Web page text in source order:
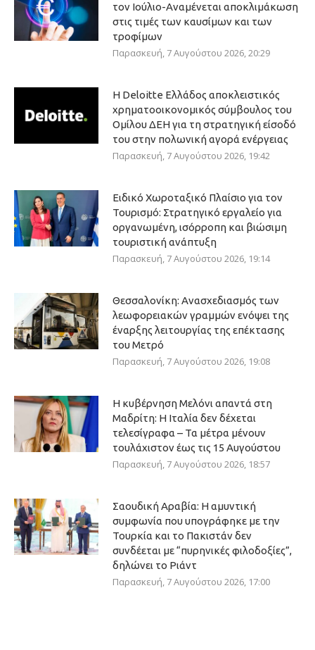
τον Ιούλιο-Αναμένεται αποκλιμάκωση
στις τιμές των καυσίμων και των
τροφίμων
Παρασκευή, 7 Αυγούστου 2026, 20:29
Η Deloitte Ελλάδος αποκλειστικός
χρηματοοικονομικός σύμβουλος του
Ομίλου ΔΕΗ για τη στρατηγική είσοδό
του στην πολωνική αγορά ενέργειας
Παρασκευή, 7 Αυγούστου 2026, 19:42
Ειδικό Χωροταξικό Πλαίσιο για τον
Τουρισμό: Στρατηγικό εργαλείο για
οργανωμένη, ισόρροπη και βιώσιμη
τουριστική ανάπτυξη
Παρασκευή, 7 Αυγούστου 2026, 19:14
Θεσσαλονίκη: Ανασχεδιασμός των
λεωφορειακών γραμμών ενόψει της
έναρξης λειτουργίας της επέκτασης
του Μετρό
Παρασκευή, 7 Αυγούστου 2026, 19:08
Η κυβέρνηση Μελόνι απαντά στη
Μαδρίτη: Η Ιταλία δεν δέχεται
τελεσίγραφα – Τα μέτρα μένουν
τουλάχιστον έως τις 15 Αυγούστου
Παρασκευή, 7 Αυγούστου 2026, 18:57
Σαουδική Αραβία: Η αμυντική
συμφωνία που υπογράφηκε με την
Τουρκία και το Πακιστάν δεν
συνδέεται με “πυρηνικές φιλοδοξίες”,
δηλώνει το Ριάντ
Παρασκευή, 7 Αυγούστου 2026, 17:00